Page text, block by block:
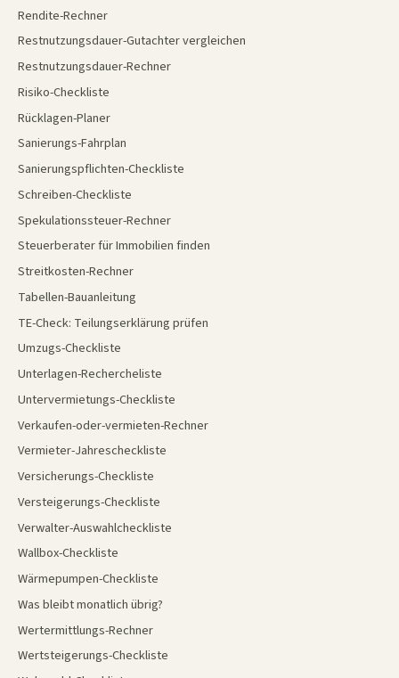
Rendite-Rechner
Restnutzungsdauer-Gutachter vergleichen
Restnutzungsdauer-Rechner
Risiko-Checkliste
Rücklagen-Planer
Sanierungs-Fahrplan
Sanierungspflichten-Checkliste
Schreiben-Checkliste
Spekulationssteuer-Rechner
Steuerberater für Immobilien finden
Streitkosten-Rechner
Tabellen-Bauanleitung
TE-Check: Teilungserklärung prüfen
Umzugs-Checkliste
Unterlagen-Rechercheliste
Untervermietungs-Checkliste
Verkaufen-oder-vermieten-Rechner
Vermieter-Jahrescheckliste
Versicherungs-Checkliste
Versteigerungs-Checkliste
Verwalter-Auswahlcheckliste
Wallbox-Checkliste
Wärmepumpen-Checkliste
Was bleibt monatlich übrig?
Wertermittlungs-Rechner
Wertsteigerungs-Checkliste